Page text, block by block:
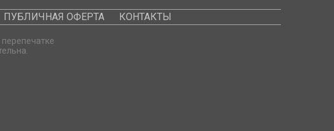
ПУБЛИЧНАЯ ОФЕРТА КОНТАКТЫ